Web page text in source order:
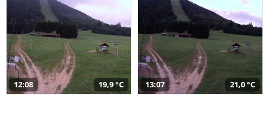
12:08 19,9 °C 13:07 21,0 °C